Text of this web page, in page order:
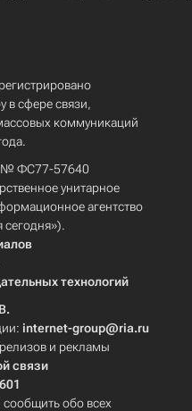
в сфере связи,
коммуникаций
№ ФС77-57640
унитарное
агентство
технологий
internet-group@ria.ru
и рекламы
связи
сообщить обо всех